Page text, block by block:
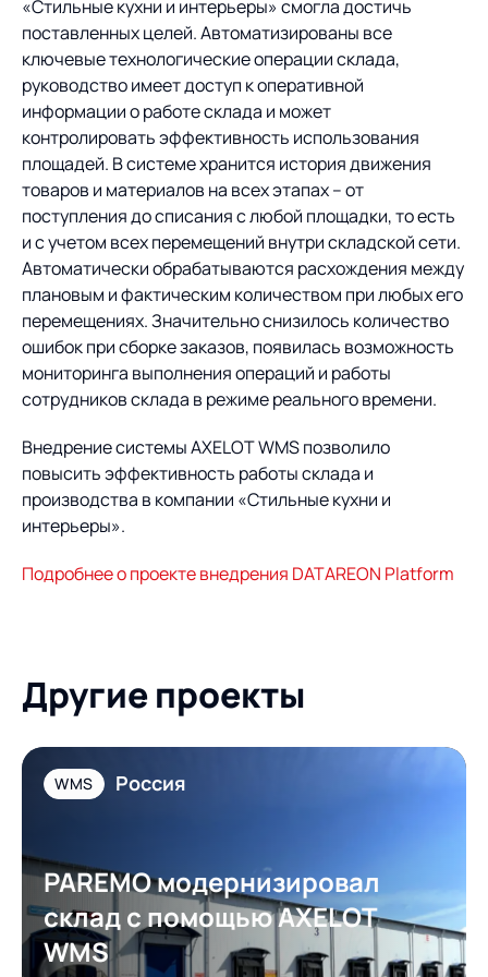
«Стильные кухни и интерьеры» смогла достичь
поставленных целей. Автоматизированы все
ключевые технологические операции склада,
руководство имеет доступ к оперативной
информации о работе склада и может
контролировать эффективность использования
площадей. В системе хранится история движения
товаров и материалов на всех этапах – от
поступления до списания с любой площадки, то есть
и с учетом всех перемещений внутри складской сети.
Автоматически обрабатываются расхождения между
плановым и фактическим количеством при любых его
перемещениях. Значительно снизилось количество
ошибок при сборке заказов, появилась возможность
мониторинга выполнения операций и работы
сотрудников склада в режиме реального времени.
Внедрение системы AXELOT WMS позволило
повысить эффективность работы склада и
производства в компании «Стильные кухни и
интерьеры».
Подробнее о проекте внедрения DATAREON Platform
Другие проекты
WMS Россия
PAREMO модернизировал
склад с помощью AXELOT
WMS